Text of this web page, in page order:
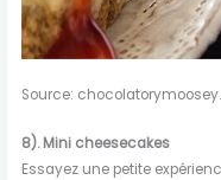
Source:
8).Mini cheesecakes
Essayez une petite